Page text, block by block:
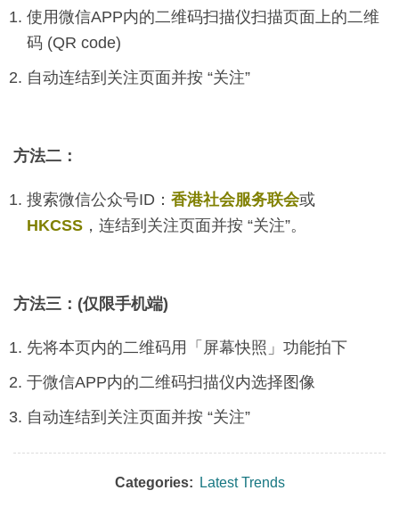
使用微信APP内的二维码扫描仪扫描页面上的二维
码 (QR code)
自动连结到关注页面并按 “关注”
方法二：
搜索微信公众号ID： 香港社会服务联会或
HKCSS ，连结到关注页面并按 “关注”。
方法三：(仅限手机端)
先将本页内的二维码用「屏幕快照」功能拍下
于微信APP内的二维码扫描仪内选择图像
自动连结到关注页面并按 “关注”
Categories: Latest Trends